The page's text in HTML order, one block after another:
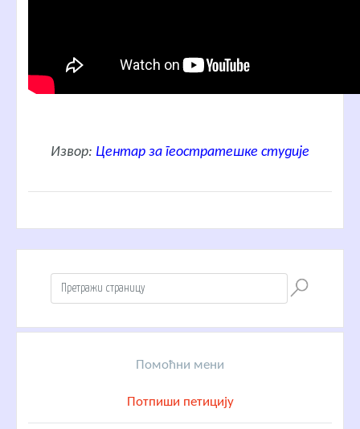
Извор: Центар за геостратешке студије
Помоћни мени
Потпиши петицију